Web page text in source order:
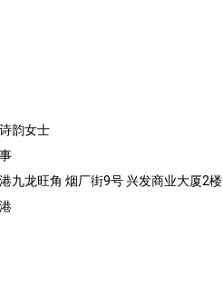
韵女士
九龙旺角 烟厂街9号 兴发商业大厦2楼